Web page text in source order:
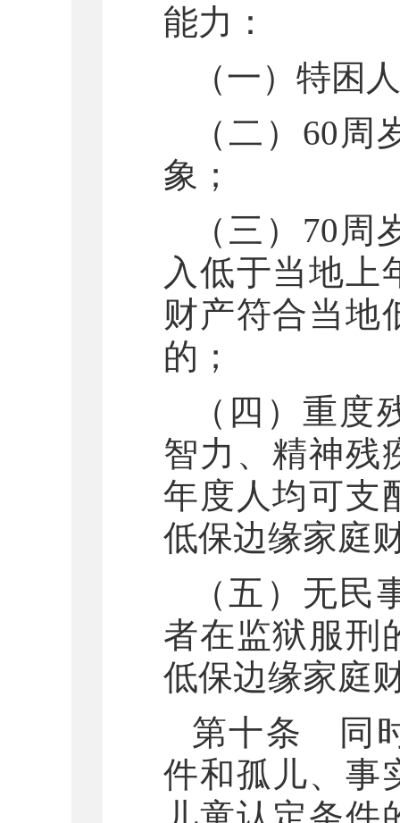
能力：
（一）特困
（二）60
象；
（三）70
入低于当地上
财产符合当地
的；
（四）重
智力、精神残
年度人均可支
低保边缘家庭
（五）无
者在监狱服刑
低保边缘家庭
第十条 同
件和孤儿、事